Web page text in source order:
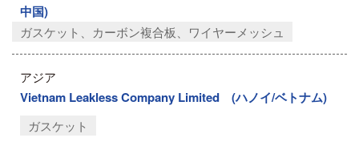
中国)
ガスケット、カーボン複合板、ワイヤーメッシュ
アジア
Vietnam Leakless Company Limited (ハノイ/ベトナム)
ガスケット